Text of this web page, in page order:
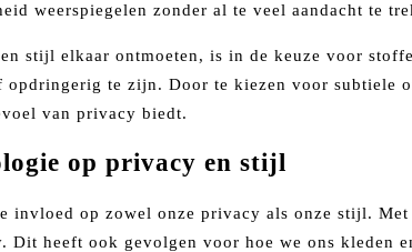
weerspiegelen zonder al te veel aandacht te
stijl elkaar ontmoeten, is in de keuze voor
opdringerig te zijn. Door te kiezen voor
van privacy biedt.
op privacy en stijl
invloed op zowel onze privacy als onze stijl.
heeft ook gevolgen voor hoe we ons kleden